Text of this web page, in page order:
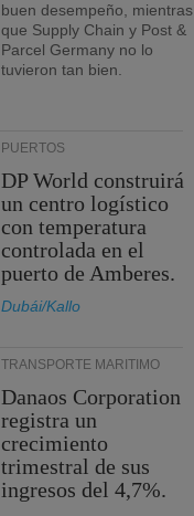
buen desempeño, mientras
que Supply Chain y Post &
Parcel Germany no lo
tuvieron tan bien.
PUERTOS
DP World construirá
un centro logístico
con temperatura
controlada en el
puerto de Amberes.
Dubái/Kallo
TRANSPORTE MARÍTIMO
Danaos Corporation
registra un
crecimiento
trimestral de sus
ingresos del 4,7%.